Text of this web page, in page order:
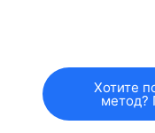
Хотите
метод?